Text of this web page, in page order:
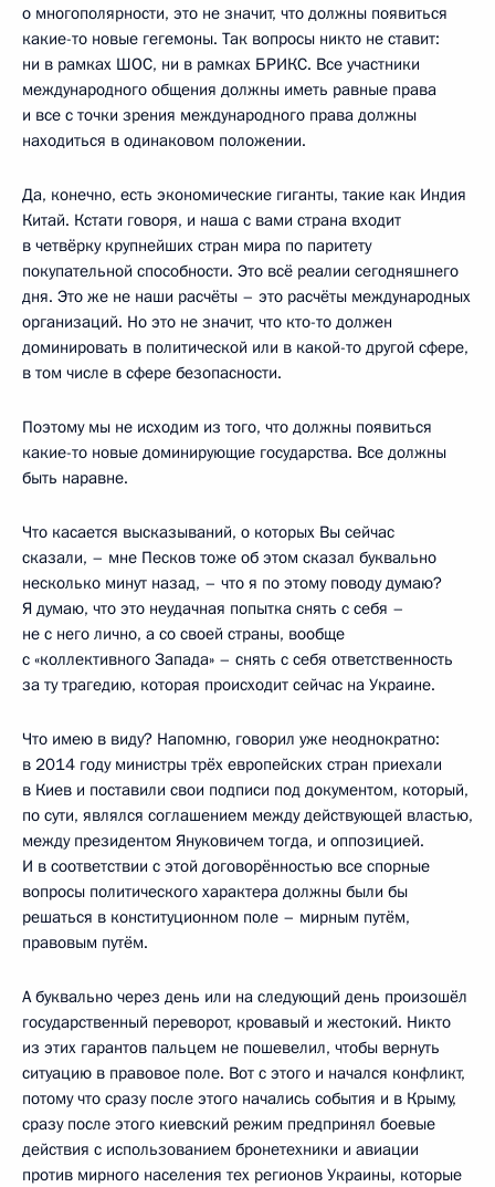
о многополярности, это не значит, что должны появиться
какие-то новые гегемоны. Так вопросы никто не ставит:
ни в рамках ШОС, ни в рамках БРИКС. Все участники
международного общения должны иметь равные права
и все с точки зрения международного права должны
находиться в одинаковом положении.
Да, конечно, есть экономические гиганты, такие как Индия
Китай. Кстати говоря, и наша с вами страна входит
в четвёрку крупнейших стран мира по паритету
покупательной способности. Это всё реалии сегодняшнего
дня. Это же не наши расчёты – это расчёты международных
организаций. Но это не значит, что кто-то должен
доминировать в политической или в какой-то другой сфере,
в том числе в сфере безопасности.
Поэтому мы не исходим из того, что должны появиться
какие-то новые доминирующие государства. Все должны
быть наравне.
Что касается высказываний, о которых Вы сейчас
сказали, – мне Песков тоже об этом сказал буквально
несколько минут назад, – что я по этому поводу думаю?
Я думаю, что это неудачная попытка снять с себя –
не с него лично, а со своей страны, вообще
с «коллективного Запада» – снять с себя ответственность
за ту трагедию, которая происходит сейчас на Украине.
Что имею в виду? Напомню, говорил уже неоднократно:
в 2014 году министры трёх европейских стран приехали
в Киев и поставили свои подписи под документом, который,
по сути, являлся соглашением между действующей властью,
между президентом Януковичем тогда, и оппозицией.
И в соответствии с этой договорённостью все спорные
вопросы политического характера должны были бы
решаться в конституционном поле – мирным путём,
правовым путём.
А буквально через день или на следующий день произошёл
государственный переворот, кровавый и жестокий. Никто
из этих гарантов пальцем не пошевелил, чтобы вернуть
ситуацию в правовое поле. Вот с этого и начался конфликт,
потому что сразу после этого начались события и в Крыму,
сразу после этого киевский режим предпринял боевые
действия с использованием бронетехники и авиации
против мирного населения тех регионов Украины, которые